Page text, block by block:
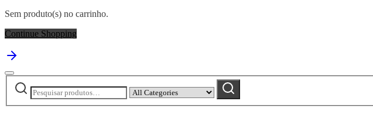
Sem produto(s) no carrinho.
Continue Shopping
Pesquisar
por:
by
category:
Pesquisar